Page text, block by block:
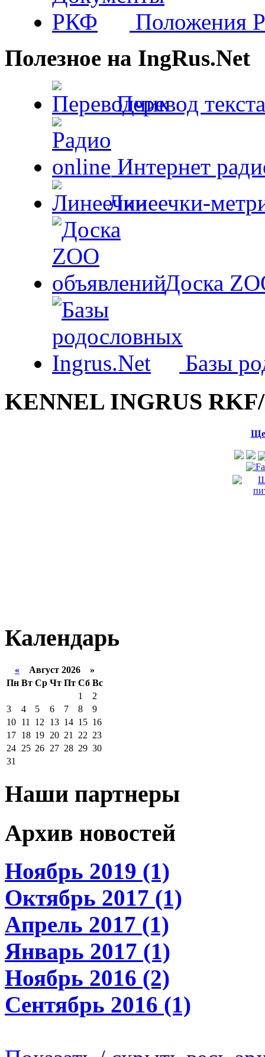
Положения
Полезное на IngRus.Net
Перевод
Интернет
Линеечки-
Доска
Базы
KENNEL INGRUS
Календарь
« Август 2026 »
Пн Вт Ср Чт Пт Сб Вс
1
2
3
4 5 6 7 8
9
10 11 12 13 14 15 16
17 18 19 20 21 22 23
24 25 26 27 28 29 30
31
Наши партнеры
Архив новостей
Ноябрь 2019 (1)
Октябрь 2017 (1)
Апрель 2017 (1)
Январь 2017 (1)
Ноябрь 2016 (2)
Сентябрь 2016 (1)